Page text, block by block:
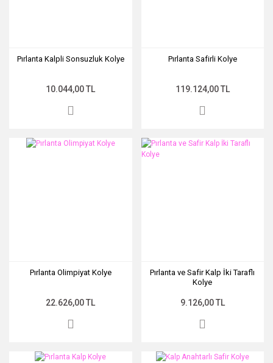
Pırlanta Kalpli Sonsuzluk Kolye
10.044,00 TL
Pırlanta Safirli Kolye
119.124,00 TL
Pırlanta Olimpiyat Kolye
22.626,00 TL
Pırlanta ve Safir Kalp İki Taraflı
Kolye
9.126,00 TL